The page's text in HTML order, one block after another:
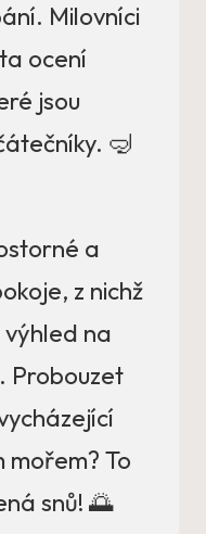
Milovníci
ocení
jsou
🤿
a
z nichž
na
Probouzet
mořem? To
snů! 🌅